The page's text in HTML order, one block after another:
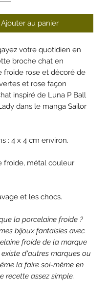
Ajouter au panier
votre quotidien en
broche chat en
froide rose et décoré de
et rose façon
inspiré de Luna P Ball
dans le manga Sailor
: 4 x 4 cm environ.
froide, métal couleur
et les chocs.
la porcelaine froide ?
bijoux fantaisies avec
froide de la marque
d'autres marques ou
la faire soi-même en
recette assez simple.